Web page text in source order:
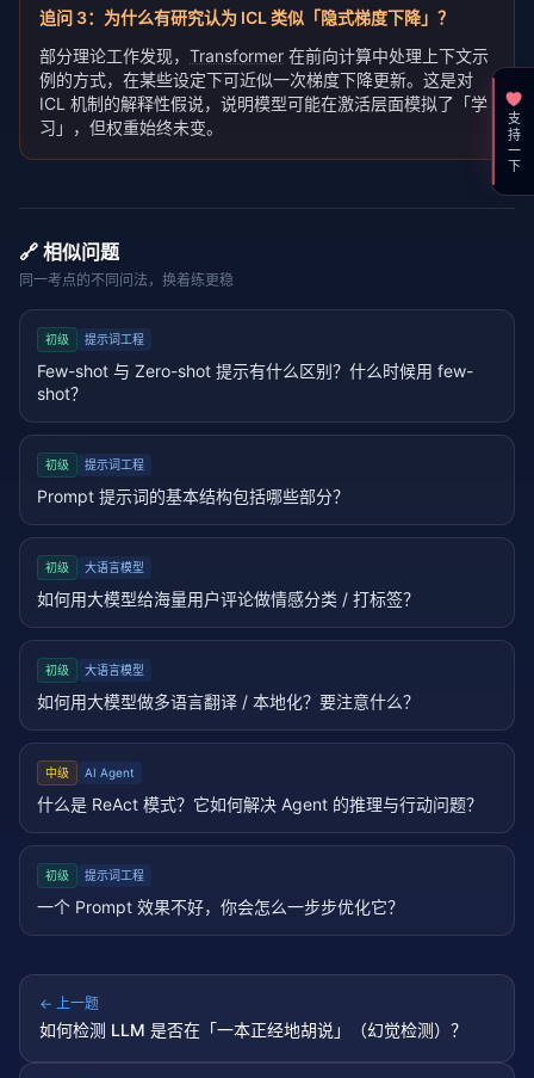
追问 3： 为什么有研究认为 ICL 类似「隐式梯度下降」？
部分理论工作发现， Transformer 在前向计算中处理上下文示
例的方式，在某些设定下可近似一次梯度下降更新。这是对
ICL 机制的解释性假说，说明模型可能在激活层面模拟了「学
习」，但权重始终未变。
🔗 相似问题
同一考点的不同问法，换着练更稳
初级 提示词工程
Few-shot 与 Zero-shot 提示有什么区别？什么时候用 few-
shot？
初级 提示词工程
Prompt 提示词的基本结构包括哪些部分？
初级 大语言模型
如何用大模型给海量用户评论做情感分类 / 打标签？
初级 大语言模型
如何用大模型做多语言翻译 / 本地化？要注意什么？
中级 AI Agent
什么是 ReAct 模式？它如何解决 Agent 的推理与行动问题？
初级 提示词工程
一个 Prompt 效果不好，你会怎么一步步优化它？
← 上一题
如何检测 LLM 是否在「一本正经地胡说」（幻觉检测）？
支持一下